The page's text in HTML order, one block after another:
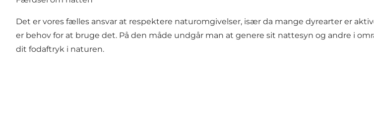
Det er vores fælles ansvar at respektere naturomgivelser, især da mange dyrearter er
er behov for at bruge det. På den måde undgår man at genere sit nattesyn og andre i
dit fodaftryk i naturen.